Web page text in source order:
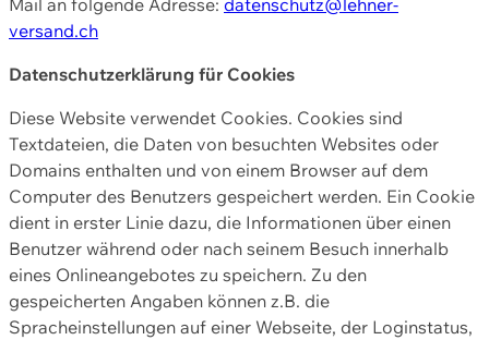
versand.ch
Datenschutzerklärung für Cookies
Diese Website verwendet Cookies. Cookies sind
Textdateien, die Daten von besuchten Websites oder
Domains enthalten und von einem Browser auf dem
Computer des Benutzers gespeichert werden. Ein Cookie
dient in erster Linie dazu, die Informationen über einen
Benutzer während oder nach seinem Besuch innerhalb
eines Onlineangebotes zu speichern. Zu den
gespeicherten Angaben können z.B. die
Spracheinstellungen auf einer Webseite, der Loginstatus,